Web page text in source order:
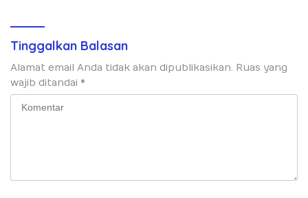
Tinggalkan Balasan
Alamat email Anda tidak akan dipublikasikan. Ruas yang
wajib ditandai *